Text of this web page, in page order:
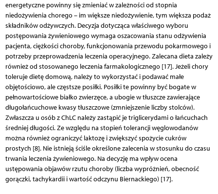
energetyczne powinny się zmieniać w zależności od stopnia
niedożywienia chorego – im większe niedożywienie, tym większa podaż
składników odżywczych. Decyzja dotycząca właściwego wyboru
postępowania żywieniowego wymaga oszacowania stanu odżywienia
pacjenta, ciężkości choroby, funkcjonowania przewodu pokarmowego i
potrzeby przeprowadzenia leczenia operacyjnego. Zalecana dieta zależy
również od stosowanego leczenia farmakologicznego [17]. Jeżeli chory
toleruje dietę domową, należy to wykorzystać i podawać małe
objętościowo, ale częstsze posiłki. Posiłki te powinny być bogate w
pełnowartościowe białko zwierzęce, a ubogie w tłuszcze zawierające
długołańcuchowe kwasy tłuszczowe (zmniejszenie liczby stolców).
Zwłaszcza u osób z ChLC należy zastąpić je triglicerydami o łańcuchach
średniej długości. Ze względu na stopień tolerancji węglowodanów
można również ograniczyć laktozę i zwiększyć spożycie cukrów
prostych [8]. Nie istnieją ściśle określone zalecenia w stosunku do czasu
trwania leczenia żywieniowego. Na decyzję ma wpływ ocena
ustępowania objawów rzutu choroby (liczba wypróżnień, obecność
gorączki, tachykardii i wartość odczynu Biernackiego) [17].